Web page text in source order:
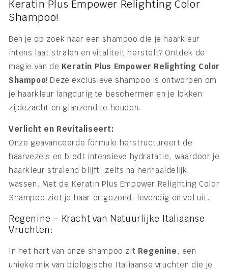
Keratin Plus Empower Relighting Color
Shampoo!
Ben je op zoek naar een shampoo die je haarkleur
intens laat stralen en vitaliteit herstelt? Ontdek de
magie van de Keratin Plus Empower Relighting Color
Shampoo! Deze exclusieve shampoo is ontworpen om
je haarkleur langdurig te beschermen en je lokken
zijdezacht en glanzend te houden.
Verlicht en Revitaliseert:
Onze geavanceerde formule herstructureert de
haarvezels en biedt intensieve hydratatie, waardoor je
haarkleur stralend blijft, zelfs na herhaaldelijk
wassen. Met de Keratin Plus Empower Relighting Color
Shampoo ziet je haar er gezond, levendig en vol uit.
Regenine – Kracht van Natuurlijke Italiaanse
Vruchten:
In het hart van onze shampoo zit Regenine , een
unieke mix van biologische Italiaanse vruchten die je